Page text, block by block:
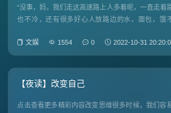
“没事，妈，我们走这高速路上人多着呢，一直走着
也不冷，还有很多好心人放路边的水，面包，饿
到咱村隔离点了。”“你们路上慢点，晚上要是走
了，看见哪村庄的草垛，就盖着歇歇。”挂了儿子孟
的电话，家住周口市郸
文娱 1554 0 2022-10-31
【夜读】改变自己
点击查看更多精彩内容改变思维很多时候，我们容